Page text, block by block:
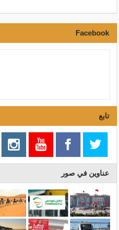
Facebook
تابع
عناوين في صور